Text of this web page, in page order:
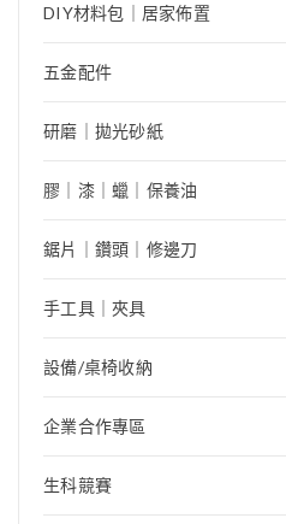
DIY材料包｜居家佈置
五金配件
研磨｜拋光砂紙
膠｜漆｜蠟｜保養油
鋸片｜鑽頭｜修邊刀
手工具｜夾具
設備/桌椅收納
企業合作專區
生科競賽